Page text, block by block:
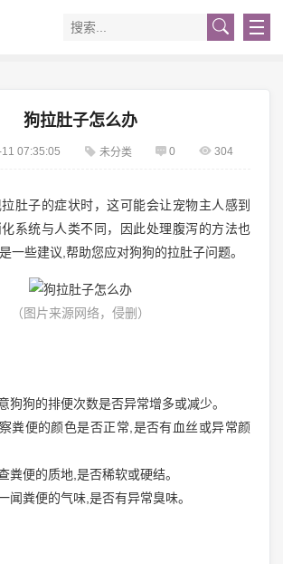
狗拉肚子怎么办
07:35:05 未分类 0 304
肚子的症状时，这可能会让宠物主人感到
系统与人类不同，因此处理腹泻的方法也
一些建议,帮助您应对狗狗的拉肚子问题。
（图片来源网络，侵删）
狗狗的排便次数是否异常增多或减少。
粪便的颜色是否正常,是否有血丝或异常颜
粪便的质地,是否稀软或硬结。
闻粪便的气味,是否有异常臭味。